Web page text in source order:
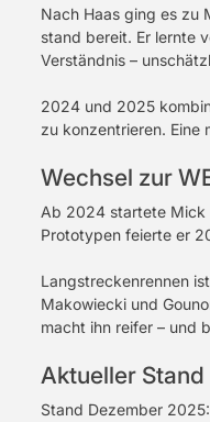
Nach Haas ging es zu
stand bereit. Er lernte
Verständnis –
2024 und 2025
zu konzentrieren. Eine
Wechsel zur
Ab 2024 startete Mick
Prototypen feierte er
Langstreckenrennen
Makowiecki und
macht ihn reifer – und
Aktueller
Stand Dezember